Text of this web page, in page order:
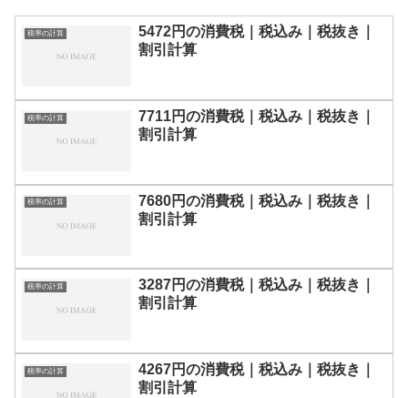
税率の計算
5472円の消費税｜税込み｜税抜き｜
割引計算
税率の計算
7711円の消費税｜税込み｜税抜き｜
割引計算
税率の計算
7680円の消費税｜税込み｜税抜き｜
割引計算
税率の計算
3287円の消費税｜税込み｜税抜き｜
割引計算
税率の計算
4267円の消費税｜税込み｜税抜き｜
割引計算